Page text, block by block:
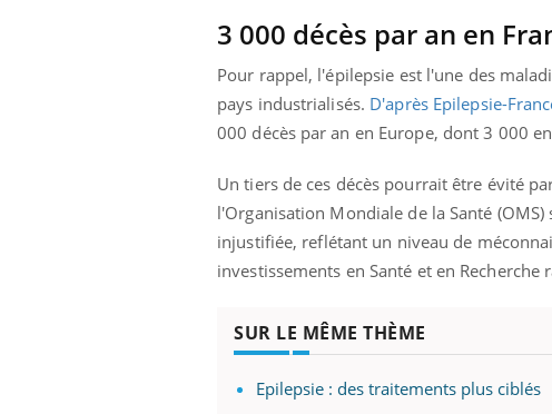
3 000 décès par an en
Pour rappel, l'épilepsie est l'une des
pays industrialisés. D'après Epilepsie-
000 décès par an en Europe, dont 3 000
Un tiers de ces décès pourrait être évité
l'Organisation Mondiale de la Santé
injustifiée, reflétant un niveau de
investissements en Santé et en
SUR LE MÊME THÈME
Epilepsie : des traitements plus ciblés